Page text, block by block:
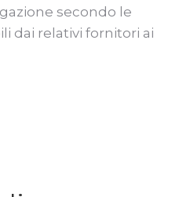
secondo le
dai relativi fornitori ai